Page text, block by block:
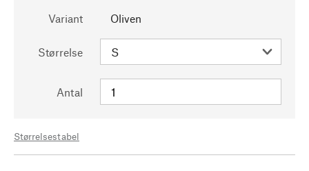
Variant Oliven
Størrelse
Antal
Størrelsestabel